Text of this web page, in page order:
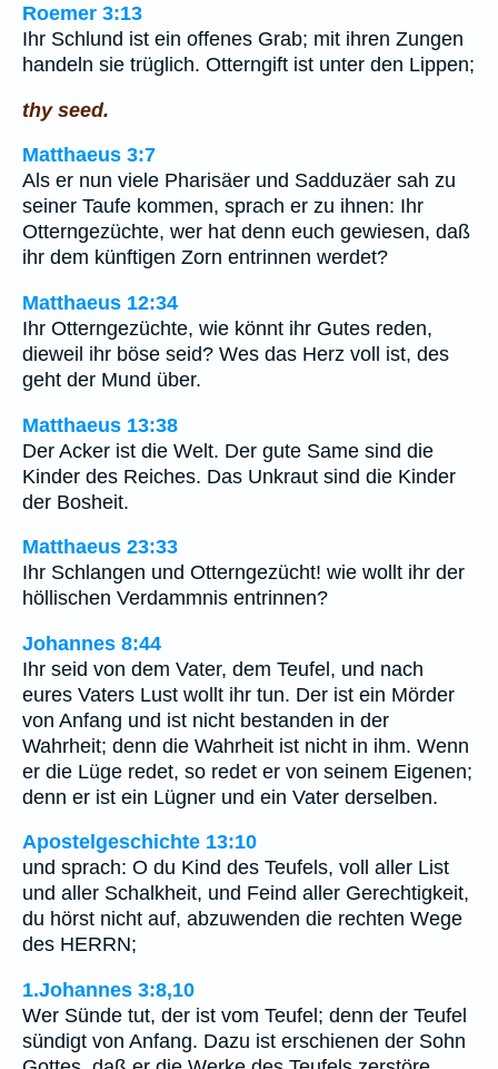
Roemer 3:13
Ihr Schlund ist ein offenes Grab; mit ihren Zungen
handeln sie trüglich. Otterngift ist unter den Lippen;
thy seed.
Matthaeus 3:7
Als er nun viele Pharisäer und Sadduzäer sah zu
seiner Taufe kommen, sprach er zu ihnen: Ihr
Otterngezüchte, wer hat denn euch gewiesen, daß
ihr dem künftigen Zorn entrinnen werdet?
Matthaeus 12:34
Ihr Otterngezüchte, wie könnt ihr Gutes reden,
dieweil ihr böse seid? Wes das Herz voll ist, des
geht der Mund über.
Matthaeus 13:38
Der Acker ist die Welt. Der gute Same sind die
Kinder des Reiches. Das Unkraut sind die Kinder
der Bosheit.
Matthaeus 23:33
Ihr Schlangen und Otterngezücht! wie wollt ihr der
höllischen Verdammnis entrinnen?
Johannes 8:44
Ihr seid von dem Vater, dem Teufel, und nach
eures Vaters Lust wollt ihr tun. Der ist ein Mörder
von Anfang und ist nicht bestanden in der
Wahrheit; denn die Wahrheit ist nicht in ihm. Wenn
er die Lüge redet, so redet er von seinem Eigenen;
denn er ist ein Lügner und ein Vater derselben.
Apostelgeschichte 13:10
und sprach: O du Kind des Teufels, voll aller List
und aller Schalkheit, und Feind aller Gerechtigkeit,
du hörst nicht auf, abzuwenden die rechten Wege
des HERRN;
1.Johannes 3:8,10
Wer Sünde tut, der ist vom Teufel; denn der Teufel
sündigt von Anfang. Dazu ist erschienen der Sohn